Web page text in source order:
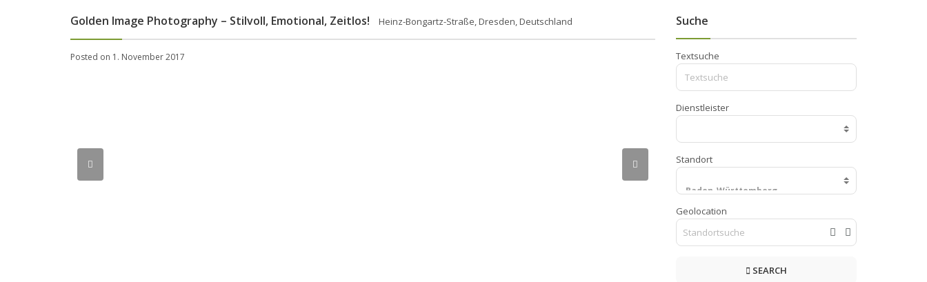
Golden Image Photography – Stilvoll, Emotional, Zeitlos! Heinz-Bongartz-Straße, Dresden, Deutschland
Posted on 1. November 2017
Suche
Textsuche
Dienstleister
Standort
Geolocation
SEARCH